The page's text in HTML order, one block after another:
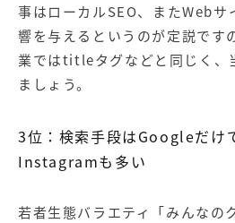
事はローカルSEO、またWebサ
響を与えるというのが定説です
業ではtitleタグなどと同じく、
ましょう。
3位：検索手段はGoogleだけ
Instagramも多い
若者生態バラエティ「みんなの